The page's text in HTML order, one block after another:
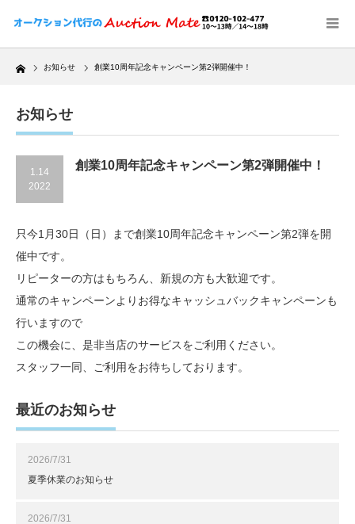
Home お知らせ 創業10周年記念キャンペーン第2弾開催中！
お知らせ
1.14
2022
創業10周年記念キャンペーン第2弾開催中！
只今1月30日（日）まで創業10周年記念キャンペーン第2弾を開
催中です。
リピーターの方はもちろん、新規の方も大歓迎です。
通常のキャンペーンよりお得なキャッシュバックキャンペーンも
行いますので
この機会に、是非当店のサービスをご利用ください。
スタッフ一同、ご利用をお待ちしております。
最近のお知らせ
2026/7/31
夏季休業のお知らせ
2026/7/31